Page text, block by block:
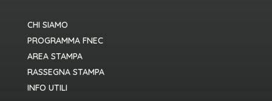
CHI SIAMO
PROGRAMMA FNEC
AREA STAMPA
RASSEGNA STAMPA
INFO UTILI